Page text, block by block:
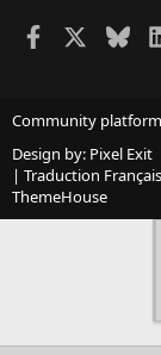
Facebook
Community
Design by: Pixel Exit
| Traduction
ThemeHouse